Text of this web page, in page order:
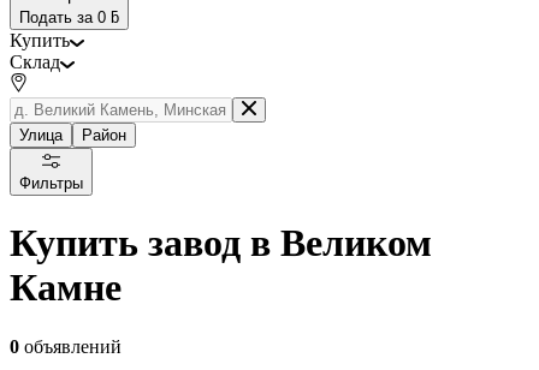
Подать за 0 ƃ
Купить
Склад
Улица Район
Фильтры
Купить завод в Великом
Камне
0 объявлений